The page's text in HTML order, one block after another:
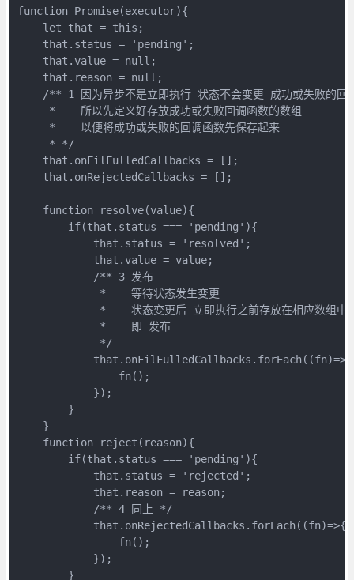
function Promise(executor){
    let that = this;
    that.status = 'pending';
    that.value = null;
    that.reason = null;
/** 1 因为异步不是立即执行 状态不会变更 成功或失败的回
     *    所以先定义好存放成功或失败回调函数的数组
     *    以便将成功或失败的回调函数先保存起来
     * */
    that.onFilFulledCallbacks = [];
    that.onRejectedCallbacks = [];
    function resolve(value){
        if(that.status === 'pending'){
            that.status = 'resolved';
            that.value = value;
            /** 3 发布
             *    等待状态发生变更
*    状态变更后 立即执行之前存放在相应数组中
             *    即 发布
             */
            that.onFilFulledCallbacks.forEach((fn)=>{
                fn();
            });
        }
    }
    function reject(reason){
        if(that.status === 'pending'){
            that.status = 'rejected';
            that.reason = reason;
            /** 4 同上 */
            that.onRejectedCallbacks.forEach((fn)=>{
                fn();
            });
        }